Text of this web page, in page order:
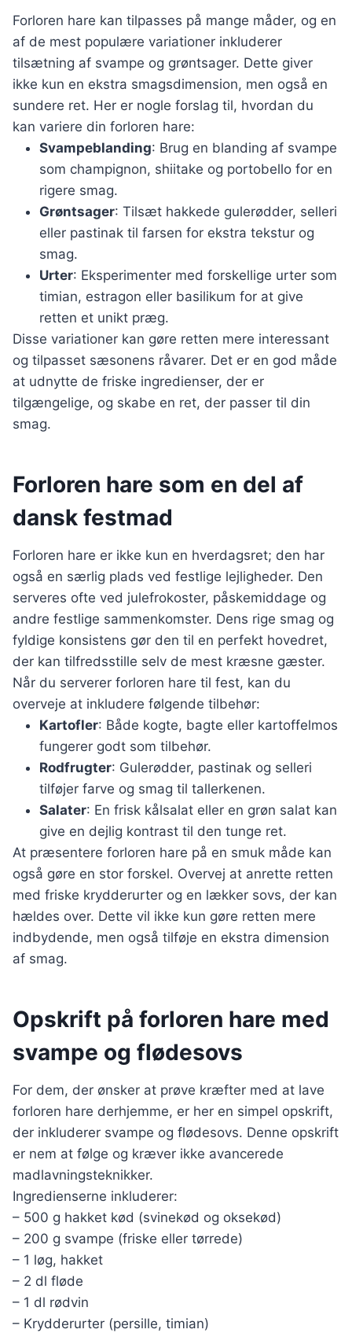
Forloren hare kan tilpasses på mange måder, og en
af de mest populære variationer inkluderer
tilsætning af svampe og grøntsager. Dette giver
ikke kun en ekstra smagsdimension, men også en
sundere ret. Her er nogle forslag til, hvordan du
kan variere din forloren hare:
Svampeblanding: Brug en blanding af svampe
som champignon, shiitake og portobello for en
rigere smag.
Grøntsager: Tilsæt hakkede gulerødder, selleri
eller pastinak til farsen for ekstra tekstur og
smag.
Urter: Eksperimenter med forskellige urter som
timian, estragon eller basilikum for at give
retten et unikt præg.
Disse variationer kan gøre retten mere interessant
og tilpasset sæsonens råvarer. Det er en god måde
at udnytte de friske ingredienser, der er
tilgængelige, og skabe en ret, der passer til din
smag.
Forloren hare som en del af
dansk festmad
Forloren hare er ikke kun en hverdagsret; den har
også en særlig plads ved festlige lejligheder. Den
serveres ofte ved julefrokoster, påskemiddage og
andre festlige sammenkomster. Dens rige smag og
fyldige konsistens gør den til en perfekt hovedret,
der kan tilfredsstille selv de mest kræsne gæster.
Når du serverer forloren hare til fest, kan du
overveje at inkludere følgende tilbehør:
Kartofler: Både kogte, bagte eller kartoffelmos
fungerer godt som tilbehør.
Rodfrugter: Gulerødder, pastinak og selleri
tilføjer farve og smag til tallerkenen.
Salater: En frisk kålsalat eller en grøn salat kan
give en dejlig kontrast til den tunge ret.
At præsentere forloren hare på en smuk måde kan
også gøre en stor forskel. Overvej at anrette retten
med friske krydderurter og en lækker sovs, der kan
hældes over. Dette vil ikke kun gøre retten mere
indbydende, men også tilføje en ekstra dimension
af smag.
Opskrift på forloren hare med
svampe og flødesovs
For dem, der ønsker at prøve kræfter med at lave
forloren hare derhjemme, er her en simpel opskrift,
der inkluderer svampe og flødesovs. Denne opskrift
er nem at følge og kræver ikke avancerede
madlavningsteknikker.
Ingredienserne inkluderer:
– 500 g hakket kød (svinekød og oksekød)
– 200 g svampe (friske eller tørrede)
– 1 løg, hakket
– 2 dl fløde
– 1 dl rødvin
– Krydderurter (persille, timian)